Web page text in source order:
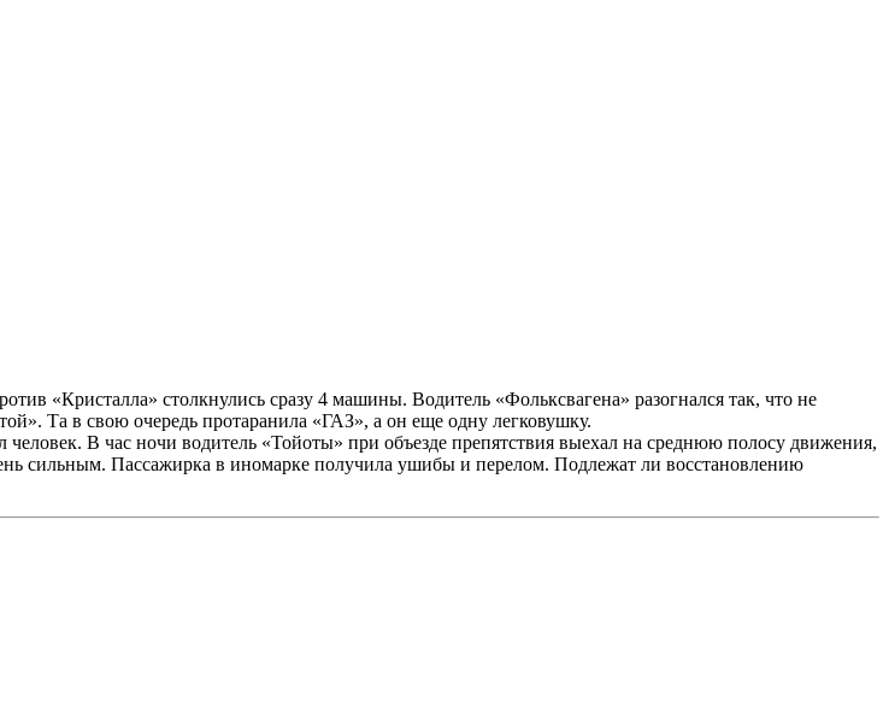
«Кристалла» столкнулись сразу 4 машины. Водитель «Фольксвагена» разогнался так, что не
Та в свою очередь протаранила «ГАЗ», а он еще одну легковушку.
В час ночи водитель «Тойоты» при объезде препятствия выехал на среднюю полосу движения,
сильным. Пассажирка в иномарке получила ушибы и перелом. Подлежат ли восстановлению